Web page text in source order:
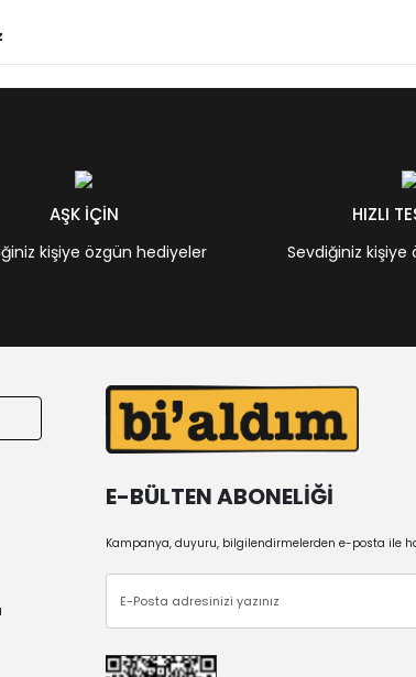
AŞK İÇİN
kişiye özgün hediyeler
HIZLI
Sevdiğiniz
E-BÜLTEN ABONELİĞİ
Kampanya, duyuru, bilgilendirmelerden e-posta ile